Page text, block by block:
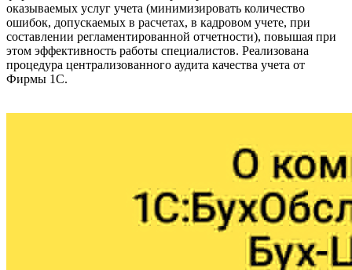
оказываемых услуг учета (минимизировать количество
ошибок, допускаемых в расчетах, в кадровом учете, при
составлении регламентированной отчетности), повышая при
этом эффективность работы специалистов. Реализована
процедура централизованного аудита качества учета от
Фирмы 1С.